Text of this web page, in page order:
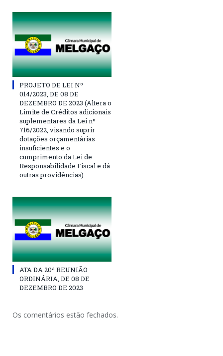
PROJETO DE LEI Nº
014/2023, DE 08 DE
DEZEMBRO DE 2023 (Altera o
Limite de Créditos adicionais
suplementares da Lei nº
716/2022, visando suprir
dotações orçamentárias
insuficientes e o
cumprimento da Lei de
Responsabilidade Fiscal e dá
outras providências)
ATA DA 20ª REUNIÃO
ORDINÁRIA, DE 08 DE
DEZEMBRO DE 2023
Os comentários estão fechados.